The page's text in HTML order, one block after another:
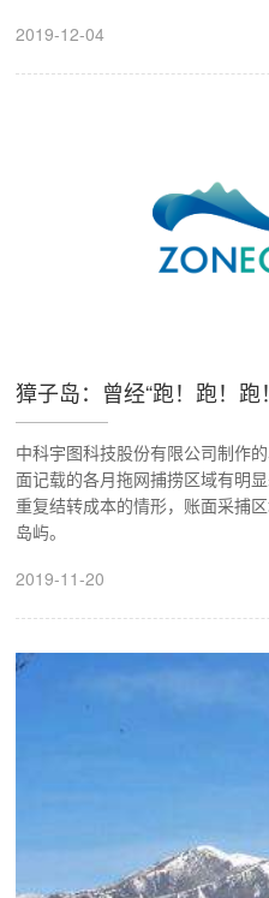
2019-12-04
獐子岛：曾经“跑！跑！跑
中科宇图科技股份有限公司制作
面记载的各月拖网捕捞区域有明
重复结转成本的情形，账面采捕
岛屿。
2019-11-20